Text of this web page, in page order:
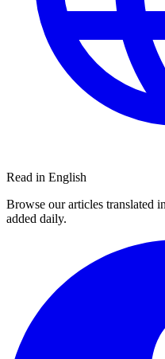
Read in English
Browse our articles translated
added daily.